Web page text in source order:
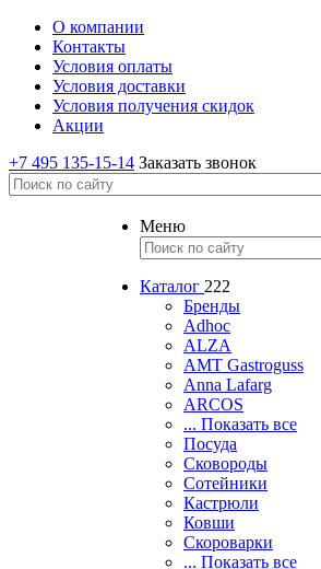
О компании
Контакты
Условия оплаты
Условия доставки
Условия получения скидок
Акции
+7 495 135-15-14 Заказать звонок
Меню
Каталог 222
Бренды
Adhoc
ALZA
AMT Gastroguss
Anna Lafarg
ARCOS
... Показать все
Посуда
Сковороды
Сотейники
Кастрюли
Ковши
Скороварки
... Показать все